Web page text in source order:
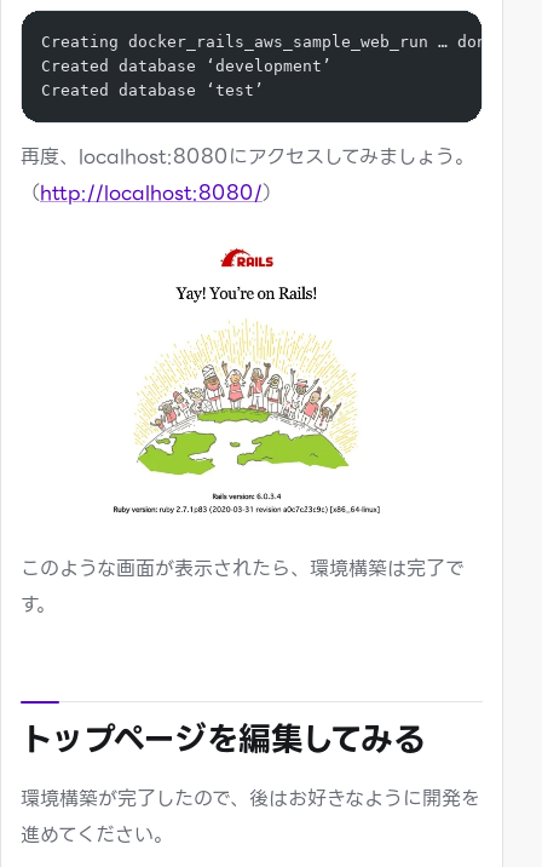
Creating docker_rails_aws_sample_web_run … done
Created database ‘development’
Created database ‘test’
再度、localhost:8080にアクセスしてみましょう。
（http://localhost:8080/）
このような画面が表示されたら、環境構築は完了で
す。
トップページを編集してみる
環境構築が完了したので、後はお好きなように開発を
進めてください。